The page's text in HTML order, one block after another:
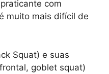
com
muito mais difícil de
Squat) e suas
goblet squat)